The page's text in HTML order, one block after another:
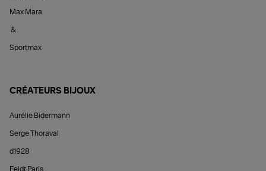
Max Mara
&
Sportmax
CRÉATEURS BIJOUX
Aurélie Bidermann
Serge Thoraval
d1928
Feidt Paris